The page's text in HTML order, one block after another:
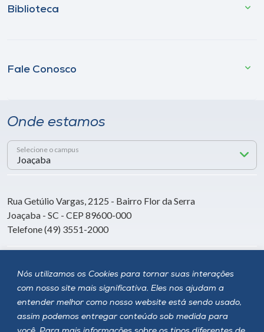
Nós utilizamos os Cookies para tornar suas interações
com nosso site mais significativa. Eles nos ajudam a
entender melhor como nosso website está sendo usado,
assim podemos entregar conteúdo sob medida para
Biblioteca
Fale Conosco
Onde estamos
Selecione o campus
Rua Getúlio Vargas, 2125 - Bairro Flor da Serra
Joaçaba - SC - CEP 89600-000
Telefone (49) 3551-2000
Siga a Unoesc